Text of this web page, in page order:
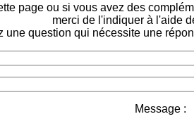
page ou si vous avez des
merci de l'indiquer à l'aide
une question qui nécessite une
Message :